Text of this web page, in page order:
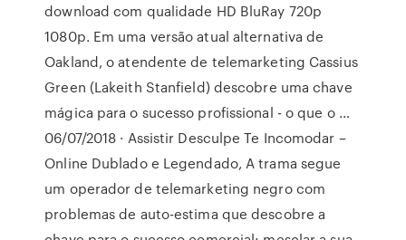
download com qualidade HD BluRay 720p
1080p. Em uma versão atual alternativa de
Oakland, o atendente de telemarketing Cassius
Green (Lakeith Stanfield) descobre uma chave
mágica para o sucesso profissional - o que o …
06/07/2018 · Assistir Desculpe Te Incomodar –
Online Dublado e Legendado, A trama segue
um operador de telemarketing negro com
problemas de auto-estima que descobre a